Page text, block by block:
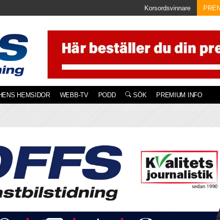
Korsordsvinnare
HEMSIDOR WEBB-TV PODD SÖK PREMIUM INFO